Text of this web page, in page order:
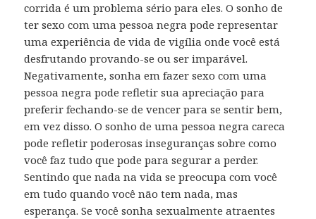
corrida é um problema sério para eles. O sonho de
ter sexo com uma pessoa negra pode representar
uma experiência de vida de vigília onde você está
desfrutando provando-se ou ser imparável.
Negativamente, sonha em fazer sexo com uma
pessoa negra pode refletir sua apreciação para
preferir fechando-se de vencer para se sentir bem,
em vez disso. O sonho de uma pessoa negra careca
pode refletir poderosas inseguranças sobre como
você faz tudo que pode para segurar a perder.
Sentindo que nada na vida se preocupa com você
em tudo quando você não tem nada, mas
esperança. Se você sonha sexualmente atraentes